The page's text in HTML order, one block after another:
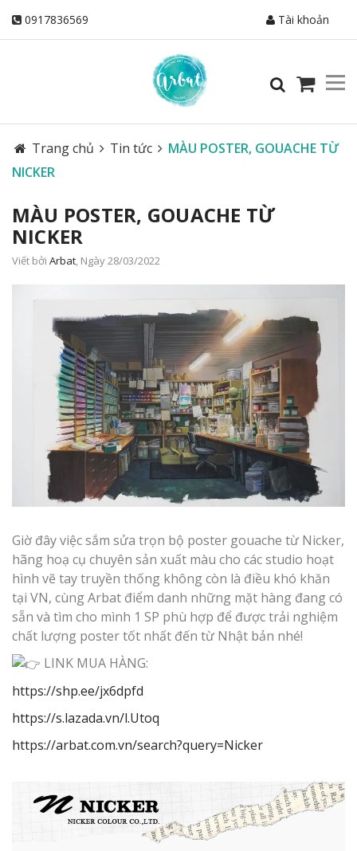
0917836569 Tài khoản
Trang chủ Tin tức
MÀU POSTER, GOUACHE TỪ
NICKER
MÀU POSTER, GOUACHE TỪ
NICKER
Viết bởi Arbat, Ngày 28/03/2022
Giờ đây việc sắm sửa trọn bộ poster gouache từ Nicker,
hãng hoạ cụ chuyên sản xuất màu cho các studio hoạt
hình vẽ tay truyền thống không còn là điều khó khăn
tại VN, cùng Arbat điểm danh những mặt hàng đang có
sẵn và tìm cho mình 1 SP phù hợp để được trải nghiệm
chất lượng poster tốt nhất đến từ Nhật bản nhé!
LINK MUA HÀNG:
https://shp.ee/jx6dpfd
https://s.lazada.vn/l.Utoq
https://arbat.com.vn/search?query=Nicker